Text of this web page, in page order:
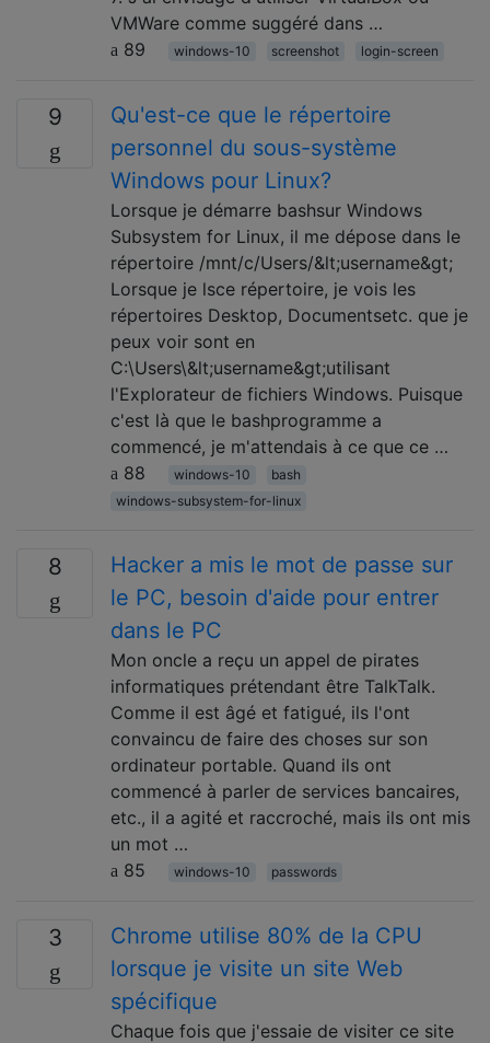
VMWare comme suggéré dans …
89
windows-10 screenshot login-screen
9
Qu'est-ce que le répertoire
personnel du sous-système
Windows pour Linux?
Lorsque je démarre bashsur Windows
Subsystem for Linux, il me dépose dans le
répertoire /mnt/c/Users/&lt;username&gt;
Lorsque je lsce répertoire, je vois les
répertoires Desktop, Documentsetc. que je
peux voir sont en
C:\Users\&lt;username&gt;utilisant
l'Explorateur de fichiers Windows. Puisque
c'est là que le bashprogramme a
commencé, je m'attendais à ce que ce …
88
windows-10
bash
windows-subsystem-for-linux
8
Hacker a mis le mot de passe sur
le PC, besoin d'aide pour entrer
dans le PC
Mon oncle a reçu un appel de pirates
informatiques prétendant être TalkTalk.
Comme il est âgé et fatigué, ils l'ont
convaincu de faire des choses sur son
ordinateur portable. Quand ils ont
commencé à parler de services bancaires,
etc., il a agité et raccroché, mais ils ont mis
un mot …
85
windows-10 passwords
3
Chrome utilise 80% de la CPU
lorsque je visite un site Web
spécifique
Chaque fois que j'essaie de visiter ce site